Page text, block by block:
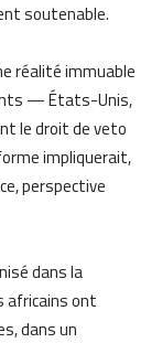
soutenable.
réalité immuable
— États-Unis,
le droit de veto
impliquerait,
perspective
dans la
africains ont
dans un